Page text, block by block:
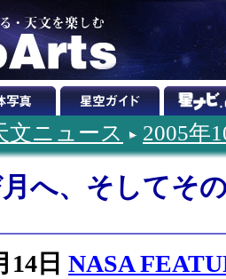
文ニュース 2005年
へ、そしてそ
14日 NASA